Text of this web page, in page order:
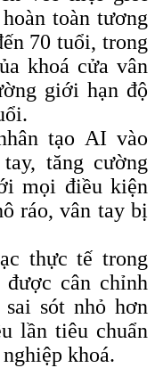
toàn tương
70 tuổi, trong
khoá cửa vân
giới hạn độ
tạo AI vào
tăng cường
mọi điều kiện
ráo, vân tay bị
thực tế trong
cân chỉnh
sót nhỏ hơn
lần tiêu chuẩn
khoá.